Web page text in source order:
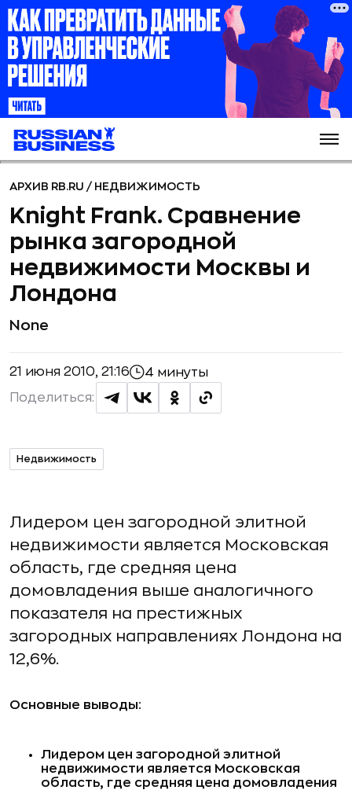
АРХИВ RB.RU / НЕДВИЖИМОСТЬ
Knight Frank. Сравнение
рынка загородной
недвижимости Москвы и
Лондона
None
21 июня 2010, 21:16 4 минуты
Поделиться:
Недвижимость
Лидером цен загородной элитной
недвижимости является Московская
область, где средняя цена
домовладения выше аналогичного
показателя на престижных
загородных направлениях Лондона на
12,6%.
Основные выводы:
Лидером цен загородной элитной
недвижимости является Московская
область, где средняя цена домовладения